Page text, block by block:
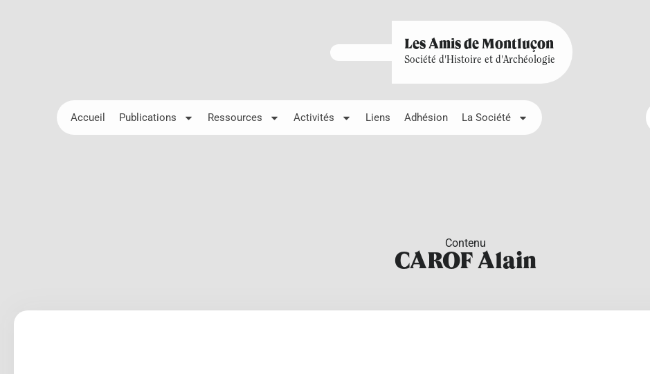
Les Amis de Montluçon
Société d'Histoire et d'Archéologie
Accueil Publications Ressources Activités Liens Adhésion La Société
Contenu
CAROF Alain